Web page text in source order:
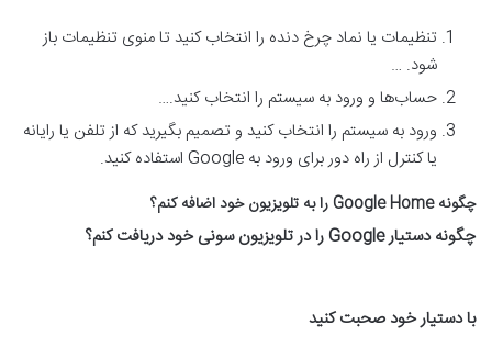
تنظیمات یا نماد چرخ دنده را انتخاب کنید تا منوی تنظیمات باز
شود. …
حساب‌ها و ورود به سیستم را انتخاب کنید.…
ورود به سیستم را انتخاب کنید و تصمیم بگیرید که از تلفن یا رایانه
یا کنترل از راه دور برای ورود به Google استفاده کنید.
چگونهGoogle Home را به تلویزیون خود اضافه کنم؟
چگونه دستیارGoogle را در تلویزیون سونی خود دریافت کنم؟
با دستیار خود صحبت کنید